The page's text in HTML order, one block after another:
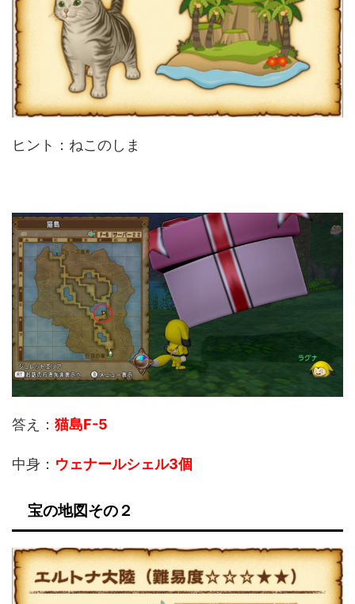
ヒント：ねこのしま
答え： 猫島F-5
中身： ウェナールシェル3個
宝の地図その２